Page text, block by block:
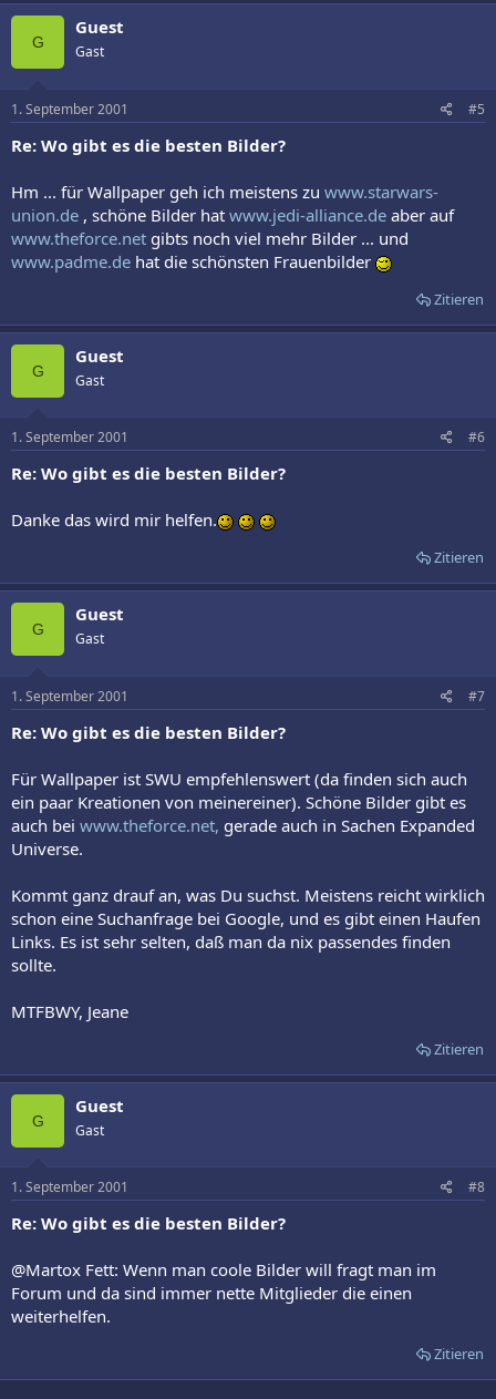
G
Guest
Gast
1. September 2001 #5
Re: Wo gibt es die besten Bilder?
Hm ... für Wallpaper geh ich meistens zu www.starwars-
union.de , schöne Bilder hat www.jedi-alliance.de aber auf
www.theforce.net gibts noch viel mehr Bilder ... und
www.padme.de hat die schönsten Frauenbilder
Zitieren
G
Guest
Gast
1. September 2001 #6
Re: Wo gibt es die besten Bilder?
Danke das wird mir helfen.
Zitieren
G
Guest
Gast
1. September 2001 #7
Re: Wo gibt es die besten Bilder?
Für Wallpaper ist SWU empfehlenswert (da finden sich auch
ein paar Kreationen von meinereiner). Schöne Bilder gibt es
auch bei www.theforce.net, gerade auch in Sachen Expanded
Universe.
Kommt ganz drauf an, was Du suchst. Meistens reicht wirklich
schon eine Suchanfrage bei Google, und es gibt einen Haufen
Links. Es ist sehr selten, daß man da nix passendes finden
sollte.
MTFBWY, Jeane
Zitieren
G
Guest
Gast
1. September 2001 #8
Re: Wo gibt es die besten Bilder?
@Martox Fett: Wenn man coole Bilder will fragt man im
Forum und da sind immer nette Mitglieder die einen
weiterhelfen.
Zitieren